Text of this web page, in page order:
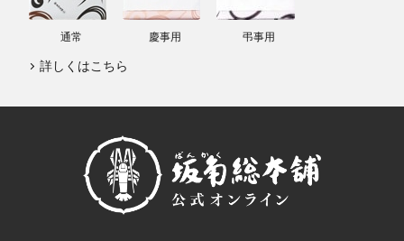
通常 慶事用 弔事用
詳しくはこちら